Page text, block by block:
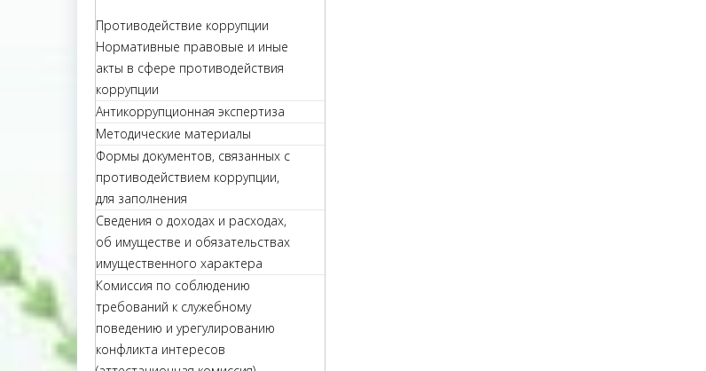
Противодействие коррупции
Нормативные правовые и иные
акты в сфере противодействия
коррупции
Антикоррупционная экспертиза
Методические материалы
Формы документов, связанных с
противодействием коррупции,
для заполнения
Сведения о доходах и расходах,
об имуществе и обязательствах
имущественного характера
Комиссия по соблюдению
требований к служебному
поведению и урегулированию
конфликта интересов